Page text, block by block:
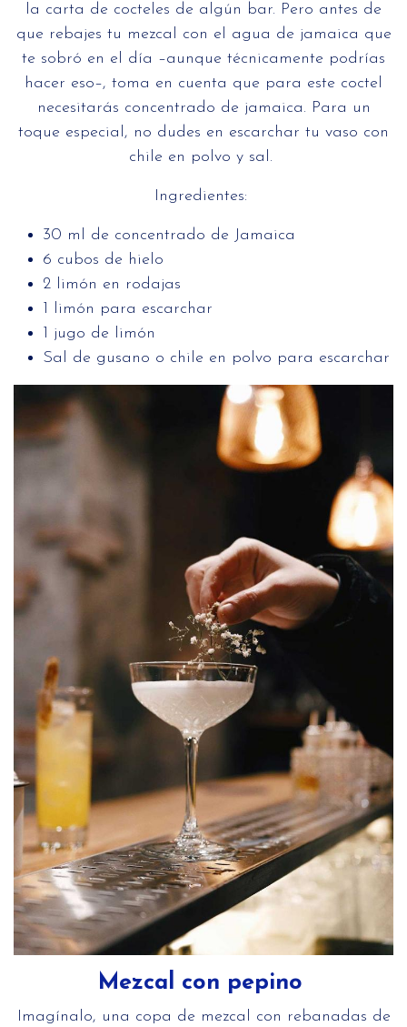
la carta de cocteles de algún bar. Pero antes de
que rebajes tu mezcal con el agua de jamaica que
te sobró en el día –aunque técnicamente podrías
hacer eso–, toma en cuenta que para este coctel
necesitarás concentrado de jamaica. Para un
toque especial, no dudes en escarchar tu vaso con
chile en polvo y sal.
Ingredientes:
30 ml de concentrado de Jamaica
6 cubos de hielo
2 limón en rodajas
1 limón para escarchar
1 jugo de limón
Sal de gusano o chile en polvo para escarchar
Mezcal con pepino
Imagínalo, una copa de mezcal con rebanadas de